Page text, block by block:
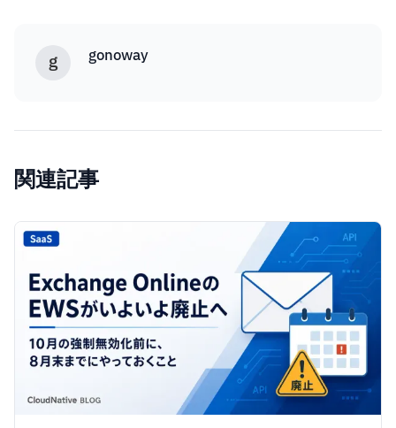
g gonoway
関連記事